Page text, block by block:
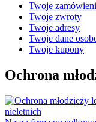
Twoje
Twoje zwroty
Twoje adresy
Twoje dane
Twoje kupony
Ochrona
nieletnich